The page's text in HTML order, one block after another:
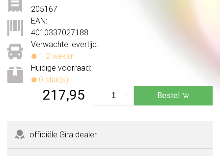
Verwachte levertijd:
1-2 weken
Huidige voorraad:
0 stuk(s)
205167
EAN:
4010337027188
217,95 +
- Bestel
officiële Gira dealer